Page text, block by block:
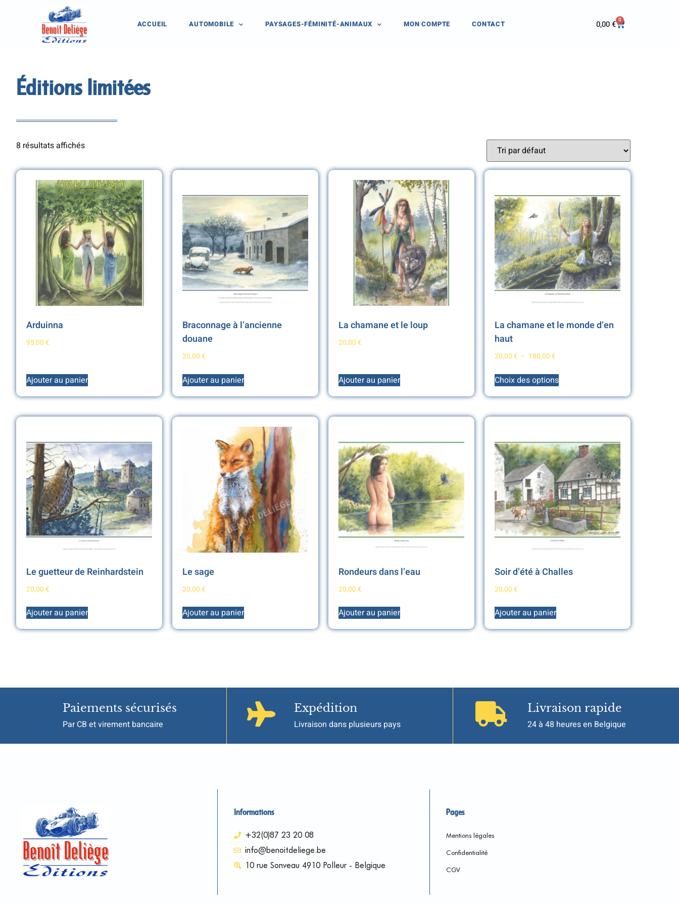
ACCUEIL AUTOMOBILE PAYSAGES-FÉMINITÉ-ANIMAUX MON COMPTE CONTACT 0,00€ 0
Éditions limitées
8 résultats affichés
Arduinna
95,00 €
Ajouter au panier
Braconnage à l’ancienne
douane
20,00 €
Ajouter au panier
La chamane et le loup
20,00 €
Ajouter au panier
La chamane et le monde d’en
haut
20,00 € – 180,00 €
Choix des options
Le guetteur de Reinhardstein
20,00 €
Ajouter au panier
Le sage
20,00 €
Ajouter au panier
Rondeurs dans l’eau
20,00 €
Ajouter au panier
Soir d’été à Challes
20,00 €
Ajouter au panier
Paiements sécurisés
Par CB et virement bancaire
Expédition
Livraison dans plusieurs pays
Livraison rapide
24 à 48 heures en Belgique
Informations
+32(0)87 23 20 08
info@benoitdeliege.be
10 rue Sonveau 4910 Polleur - Belgique
Pages
Mentions légales
Confidentialité
CGV